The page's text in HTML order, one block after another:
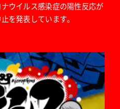
ウイルス感染症の陽性反応が
を発表しています。